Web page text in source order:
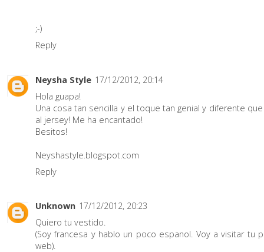
;-)
Reply
Neysha Style 17/12/2012, 20:14
Hola guapa!
Una cosa tan sencilla y el toque tan genial y diferente
al jersey! Me ha encantado!
Besitos!
Neyshastyle.blogspot.com
Reply
Unknown 17/12/2012, 20:23
Quiero tu vestido.
(Soy francesa y hablo un poco espanol. Voy a visitar tu
web).